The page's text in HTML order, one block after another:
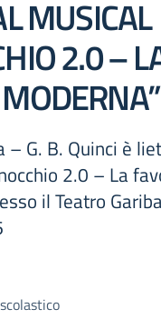
MUSICAL
2.0 –
– G. B. Quinci è
2.0 – La
il Teatro